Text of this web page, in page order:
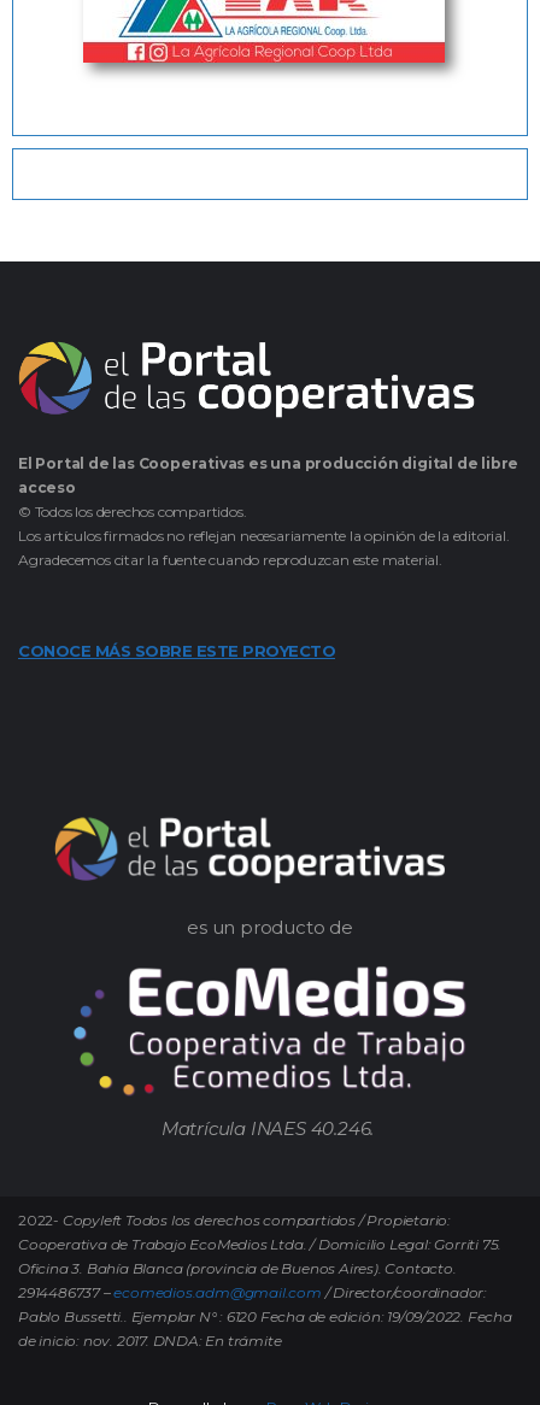
El Portal de las Cooperativas es una producción digital de libre
acceso
© Todos los derechos compartidos.
Los artículos firmados no reflejan necesariamente la opinión de la editorial.
Agradecemos citar la fuente cuando reproduzcan este material.
CONOCE MÁS SOBRE ESTE PROYECTO
es un producto de
Matrícula INAES 40.246.
2022- Copyleft Todos los derechos compartidos / Propietario:
Cooperativa de Trabajo EcoMedios Ltda. / Domicilio Legal: Gorriti 75.
Oficina 3. Bahía Blanca (provincia de Buenos Aires). Contacto.
2914486737 –ecomedios.adm@gmail.com / Director/coordinador:
Pablo Bussetti.. Ejemplar N° : 6120 Fecha de edición: 19/09/2022. Fecha
de inicio: nov. 2017. DNDA: En trámite